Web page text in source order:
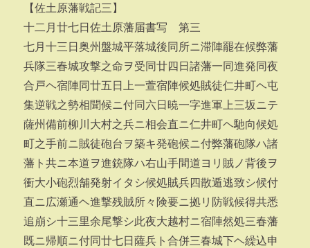
【佐土原藩戦記三】
十二月廿七日佐土原藩届書写 第三
七月十三日奥州盤城平落城後同所ニ滞陣罷在候弊藩
兵隊三春城攻撃之命ヲ受同廿四日諸藩一同進発同夜
合戸ヘ宿陣同廿五日上一萱宿陣候処賊徒仁井町ヘ屯
集逆戦之勢相聞候ニ付同六日暁一字進軍上三坂ニテ
薩州備前柳川大村之兵ニ相会直ニ仁井町ヘ馳向候処
町之手前ニ賊徒砲台ヲ築キ発砲候ニ付弊藩砲隊ハ諸
藩ト共ニ本道ヲ進銃隊ハ右山手間道ヨリ賊ノ背後ヲ
衝大小砲烈舗発射イタシ候処賊兵四散遁逃致シ候付
直ニ広瀬通ヘ進撃残賊所々険要ニ拠リ防戦候得共悉
追崩シ十三里余尾撃シ此夜大越村ニ宿陣然処三春藩
既ニ帰順ニ付同廿七日薩兵ト合併三春城下ヘ繰込申